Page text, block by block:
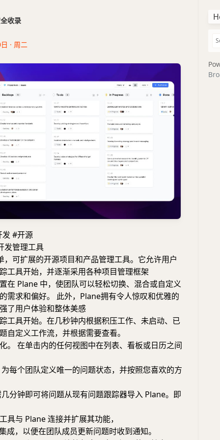
收录
· 周二
#开源
发管理工具
，可扩展的开源项目和产品管理工具。它允许用户
工具开始，并逐渐采用各种项目管理框架
在 Plane 中，使团队可以轻松切换、混合或自定义
需求和偏好。 此外，Plane拥有令人惊叹和优雅的
了用户体验和整体美感
工具开始。在几秒钟内根据积压工作、未启动、已
自定义工作流，并根据需要查看。
。 在单击内的任何视图中在列表、看板或日历之间
每个团队定义唯一的问题状态，并按照您喜欢的方
分钟即可将问题从现有问题跟踪器导入 Plane。即
具与 Plane 连接并扩展其功能，
成，以便在团队成员更新问题时收到通知。